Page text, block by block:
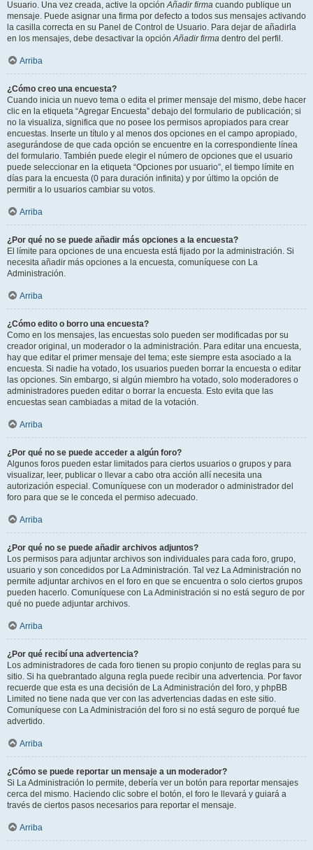
Usuario. Una vez creada, active la opciónAñadir firma cuando publique un
mensaje. Puede asignar una firma por defecto a todos sus mensajes activando
la casilla correcta en su Panel de Control de Usuario. Para dejar de añadirla
en los mensajes, debe desactivar la opciónAñadir firma dentro del perfil.
Arriba
¿Cómo creo una encuesta?
Cuando inicia un nuevo tema o edita el primer mensaje del mismo, debe hacer
clic en la etiqueta “Agregar Encuesta” debajo del formulario de publicación; si
no la visualiza, significa que no posee los permisos apropiados para crear
encuestas. Inserte un título y al menos dos opciones en el campo apropiado,
asegurándose de que cada opción se encuentre en la correspondiente línea
del formulario. También puede elegir el número de opciones que el usuario
puede seleccionar en la etiqueta “Opciones por usuario”, el tiempo límite en
días para la encuesta (0 para duración infinita) y por último la opción de
permitir a lo usuarios cambiar su votos.
Arriba
¿Por qué no se puede añadir más opciones a la encuesta?
El límite para opciones de una encuesta está fijado por la administración. Si
necesita añadir más opciones a la encuesta, comuníquese con La
Administración.
Arriba
¿Cómo edito o borro una encuesta?
Como en los mensajes, las encuestas solo pueden ser modificadas por su
creador original, un moderador o la administración. Para editar una encuesta,
hay que editar el primer mensaje del tema; este siempre esta asociado a la
encuesta. Si nadie ha votado, los usuarios pueden borrar la encuesta o editar
las opciones. Sin embargo, si algún miembro ha votado, solo moderadores o
administradores pueden editar o borrar la encuesta. Esto evita que las
encuestas sean cambiadas a mitad de la votación.
Arriba
¿Por qué no se puede acceder a algún foro?
Algunos foros pueden estar limitados para ciertos usuarios o grupos y para
visualizar, leer, publicar o llevar a cabo otra acción allí necesita una
autorización especial. Comuníquese con un moderador o administrador del
foro para que se le conceda el permiso adecuado.
Arriba
¿Por qué no se puede añadir archivos adjuntos?
Los permisos para adjuntar archivos son individuales para cada foro, grupo,
usuario y son concedidos por La Administración. Tal vez La Administración no
permite adjuntar archivos en el foro en que se encuentra o solo ciertos grupos
pueden hacerlo. Comuníquese con La Administración si no está seguro de por
qué no puede adjuntar archivos.
Arriba
¿Por qué recibí una advertencia?
Los administradores de cada foro tienen su propio conjunto de reglas para su
sitio. Si ha quebrantado alguna regla puede recibir una advertencia. Por favor
recuerde que esta es una decisión de La Administración del foro, y phpBB
Limited no tiene nada que ver con las advertencias dadas en este sitio.
Comuníquese con La Administración del foro si no está seguro de porqué fue
advertido.
Arriba
¿Cómo se puede reportar un mensaje a un moderador?
Si La Administración lo permite, debería ver un botón para reportar mensajes
cerca del mismo. Haciendo clic sobre el botón, el foro le llevará y guiará a
través de ciertos pasos necesarios para reportar el mensaje.
Arriba